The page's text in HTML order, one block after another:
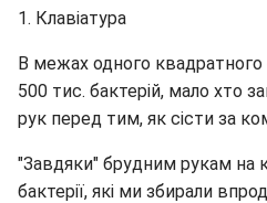
1. Клавіатура
В межах одного
500 тис. бактерій, мало хто
рук перед тим, як сісти за
"Завдяки" брудним рукам на
бактерії, які ми збирали